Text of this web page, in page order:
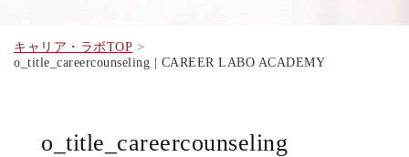
キャリア・ラボTOP
o_title_careercounseling | CAREER LABO ACADEMY
o_title_careercounseling